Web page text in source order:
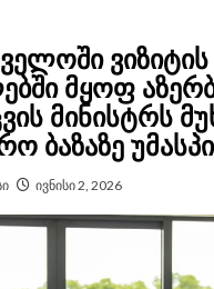
ვიზიტის
მყოფ
მინისტრს
ბაზაზე
ივნისი 2, 2026